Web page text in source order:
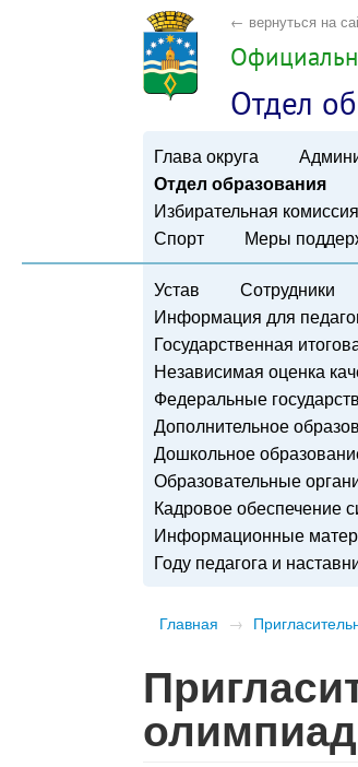
← вернуться на
Отдел
Глава округа
Отдел образования
Избирательная комиссия
Спорт
Меры
Устав Сотрудники
Информация для
Государственная
Независимая оценка
Федеральные
Дополнительное
Дошкольное
Образовательные
Кадровое обеспечение
Информационные
Году педагога и
Главная →